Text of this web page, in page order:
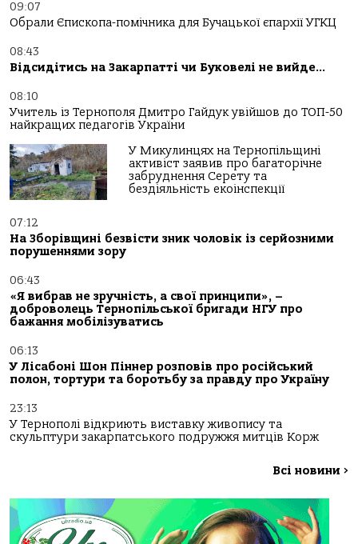
09:07
Обрали Єпископа-помічника для Бучацької єпархії УГКЦ
08:43
Відсидітись на Закарпатті чи Буковелі не вийде…
08:10
Учитель із Тернополя Дмитро Гайдук увійшов до ТОП-50
найкращих педагогів України
У Микулинцях на Тернопільщині
активіст заявив про багаторічне
забруднення Серету та
бездіяльність екоінспекції
07:12
На Зборівщині безвісти зник чоловік із серйозними
порушеннями зору
06:43
«Я вибрав не зручність, а свої принципи», –
доброволець Тернопільської бригади НГУ про
бажання мобілізуватись
06:13
У Лісабоні Шон Піннер розповів про російський
полон, тортури та боротьбу за правду про Україну
23:13
У Тернополі відкриють виставку живопису та
скульптури закарпатського подружжя митців Корж
Всі новини >